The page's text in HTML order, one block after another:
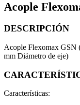
Acople
DESCRIPCIÓN
Acople Flexomax GSN
mm Diámetro de eje)
Características: